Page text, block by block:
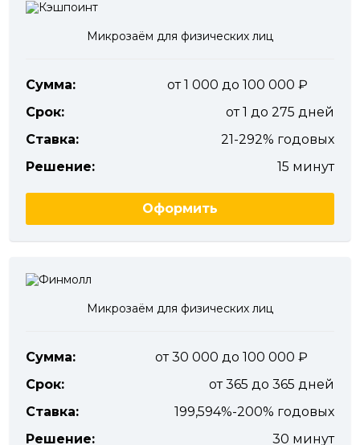
Микрозаём для физических лиц
Сумма:
от 1 000 до 100 000
Срок:
от 1 до 275 дней
Ставка:
21-292% годовых
Решение:
15 минут
Оформить
Микрозаём для физических лиц
Сумма:
от 30 000 до 100 000
Срок:
от 365 до 365 дней
Ставка:
199,594%-200% годовых
Решение:
30 минут